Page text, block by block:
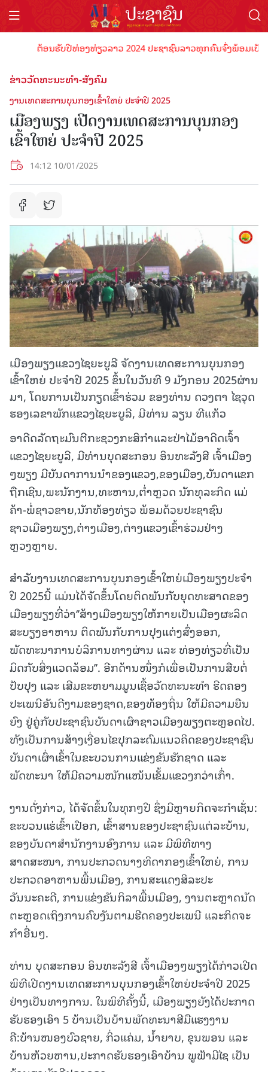
ຕ້ອນຮັບປີທ່ອງທ່ຽວລາວ 2024 ປະຊາຊົນລາວທຸກຄົນຈົ່ງພ້ອມເປັນ
ຂ່າວວັດທະນະທຳ-ສັງຄົມ
ງານເທດສະການບຸນກອງເຂົ້າໃຫຍ່ ປະຈໍາປີ 2025
ເມືອງພຽງ ເປີດງານເທດສະການບຸນກອງ
ເຂົ້າໃຫຍ່ ປະຈໍາປີ 2025
14:12 10/01/2025
ເມືອງພຽງແຂວງໄຊຍະບູລີ ຈັດງານເທດສະການບຸນກອງ
ເຂົ້າໃຫຍ່ ປະຈໍາປີ 2025 ຂຶ້ນໃນວັນທີ 9 ມັງກອນ 2025ຜ່ານ
ມາ, ໂດຍການເປັນກຽດເຂົ້າຮ່ວມ ຂອງທ່ານ ດວງຕາ ໄຊວຸດ
ຮອງເລຂາພັກແຂວງໄຊຍະບູລີ, ມີທ່ານ ລຽນ ທີແກ້ວ
ອາດີດລັດຖະມົນຕີກະຊວງກະສິກຳແລະປ່າໄມ້ອາດີດເຈົ້າ
ແຂວງໄຊຍະບູລີ, ມີທ່ານບຸດສະກອນ ອິນທະລັງສີ ເຈົ້າເມືອງ
ໆພຽງ ມີບັນດາການນໍາຂອງແຂວງ,ຂອງເມືອງ,ບັນດາແຂກ
ຖືກເຊີນ,ພະນັກງານ,ທະຫານ,ຕໍ່າຫຼວດ ນັກທຸລະກິດ ແມ່
ຄ້າ-ພໍ່ຊາວຂາຍ,ນັກທ້ອງທ່ຽວ ພ້ອມດ້ວຍປະຊາຊົນ
ຊາວເມືອງພຽງ,ຕ່າງເມືອງ,ຕ່າງແຂວງເຂົ້າຮ່ວມຢ່າງ
ຫຼວງຫຼາຍ.
ສໍາລັບງານເທດສະການບຸນກອງເຂົ້າໃຫຍ່ເມືອງພຽງປະຈໍາ
ປີ 2025ນີ້ ແມ່ນໄດ້ຈັດຂຶ້ນໂດຍຕິດພັນກັບຍຸດທະສາດຂອງ
ເມືອງພຽງທີ່ວ່າ‘’ສ້າງເມືອງພຽງໃຫ້ກາຍເປັນເມືອງຜະລິດ
ສະບຽງອາຫານ ຕິດພັນກັບການປຸງແຕ່ງສົ່ງອອກ,
ພັດທະນາການບໍລິການທາງຜ່ານ ແລະ ທ່ອງທ່ຽວທີ່ເປັນ
ມິດກັບສິ່ງແວດລ້ອມ’’. ອີກດ້ານໜຶ່ງກໍເພື່ອເປັນການສືບຕໍ່
ປັບປຸງ ແລະ ເສີມຂະຫຍາມມູນເຊື້ອວັດທະນະທໍາ ຮີດຄອງ
ປະເພນີອັນດີງາມຂອງຊາດ,ຂອງທ້ອງຖິ່ນ ໃຫ້ມີຄວາມຍືນ
ຍົງ ຢູ່ຄູ່ກັບປະຊາຊົນບັນດາເຜົາຊາວເມືອງພຽງຕະຫຼອດໄປ.
ທັງເປັນການສ້າງເງື່ອນໄຂປຸກລະດົມແນວຄິດຂອງປະຊາຊົນ
ບັນດາເຜົ່າເຂົ້າໃນຂະບວນການແຂ່ງຂັນຮັກຊາດ ແລະ
ພັດທະນາ ໃຫ້ມີຄວາມໜັກແໜ້ນເຂັ້ມແຂວງກວ່າເກົ່າ.
ງານດັ່ງກ່າວ, ໄດ້ຈັດຂຶ້ນໃນທຸກໆປີ ຊຶ່ງມີຫຼາຍກິດຈະກໍາເຊັ່ນ:
ຂະບວນແຮ່ເຂົ້າເປືອກ, ເຂົ້າສານຂອງປະຊາຊົນແຕ່ລະບ້ານ,
ຂອງບັນດາສໍານັກງານອົງການ ແລະ ມີພິທີທາງ
ສາດສະໜາ, ການປະກວດນາງທິດາກອງເຂົ້າໃຫຍ່, ການ
ປະກວດອາຫານພື້ນເມືອງ, ການສະແດງສິລະປະ
ວັນນະຄະດີ, ການແຂ່ງຂັນກິລາພື້ນເມືອງ, ງານຕະຫຼາດນັດ
ຕະຫຼອດເຖິງການຄົບງັນຕາມຮີດຄອງປະເພນີ ແລະກິດຈະ
ກຳອື່ນໆ.
ທ່ານ ບຸດສະກອນ ອິນທະລັງສີ ເຈົ້າເມືອງໆພຽງໄດ້ກ່າວເປີດ
ພິທີເປີດງານເທດສະການບຸນກອງເຂົ້າໃຫຍ່ປະຈໍາປີ 2025
ຢ່າງເປັນທາງການ. ໃນພິທີຄັ້ງນີ້, ເມືອງພຽງຍັງໄດ້ປະກາດ
ຮັບຮອງເອົາ 5 ບ້ານເປັນບ້ານພັດທະນາສີມືແຮງງານ
ຄື:ບ້ານໜອງບົວຊາຍ, ກິ່ວແຄ່ມ, ນ້ຳຍາບ, ຂຸນພອນ ແລະ
ບ້ານຫ້ວຍຫານ,ປະກາດຮັບຮອງເອົາບ້ານ ພູຟ້າມີໄຊ ເປັນ